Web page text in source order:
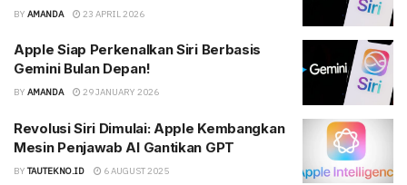
BY AMANDA 23 APRIL 2026
Apple Siap Perkenalkan Siri Berbasis
Gemini Bulan Depan!
BY AMANDA 29 JANUARY 2026
Revolusi Siri Dimulai: Apple Kembangkan
Mesin Penjawab AI Gantikan GPT
BY TAUTEKNO.ID 6 AUGUST 2025